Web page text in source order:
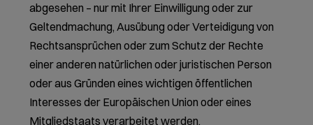
abgesehen – nur mit Ihrer Einwilligung oder zur
Geltendmachung, Ausübung oder Verteidigung von
Rechtsansprüchen oder zum Schutz der Rechte
einer anderen natürlichen oder juristischen Person
oder aus Gründen eines wichtigen öffentlichen
Interesses der Europäischen Union oder eines
Mitgliedstaats verarbeitet werden.